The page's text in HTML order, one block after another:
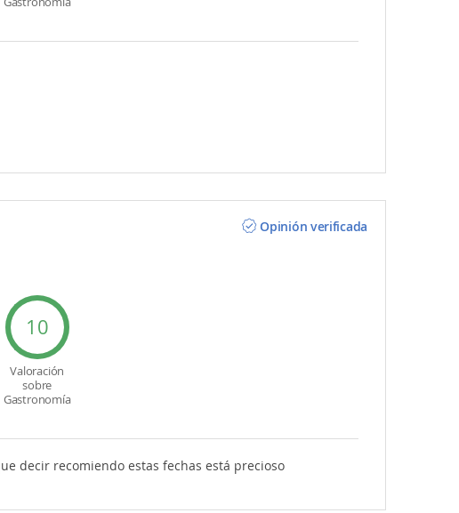
Opinión verificada
10
Valoración
sobre
Gastronomía
decir recomiendo estas fechas está precioso